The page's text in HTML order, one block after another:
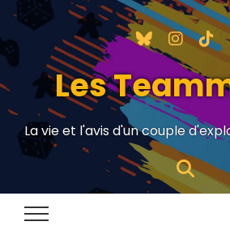
Les
La vie et l'avis d'un couple